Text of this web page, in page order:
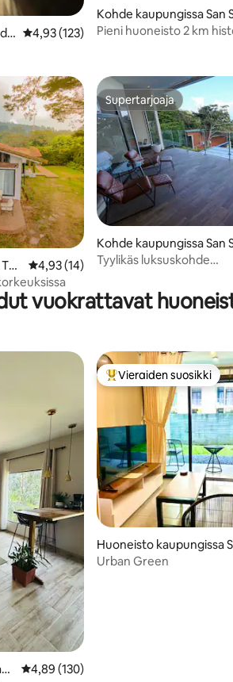
Keskimääräinen arvio 4,93/5, 123
4,93 (123)
Kohde kaupungissa San
dor
Pieni huoneisto 2 km
Keskimääräinen arvio 4,93/5, 14
4,93 (14)
Supertarjoaja
Supertarjoaja
Kohde kaupungissa San
dor Volcano
Tyylikäs luksuskohde
vuokrattavat
Keskimääräinen arvio 4,89/5, 130
4,89 (130)
Vieraiden suosikkien
Vieraiden suosikki
Huoneisto kaupungissa
a Tecla
Urban Green